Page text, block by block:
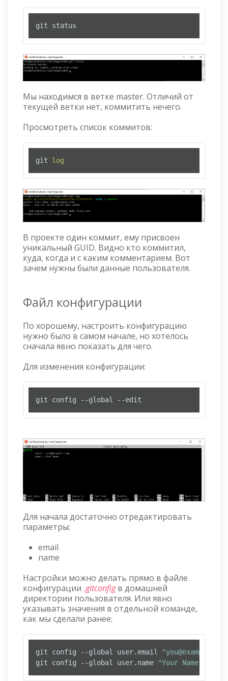
git status
Мы находимся в ветке master. Отличий от
текущей ветки нет, коммитить нечего.
Просмотреть список коммитов:
git log
В проекте один коммит, ему присвоен
уникальный GUID. Видно кто коммитил,
куда, когда и с каким комментарием. Вот
зачем нужны были данные пользователя.
Файл конфигурации
По хорошему, настроить конфигурацию
нужно было в самом начале, но хотелось
сначала явно показать для чего.
Для изменения конфигурации:
git config --global --edit
Для начала достаточно отредактировать
параметры:
email
name
Настройки можно делать прямо в файле
конфигурации .gitconfigв домашней
директории пользователя. Или явно
указывать значения в отдельной команде,
как мы сделали ранее:
git config --global user.email
git config --global user.name
"Your Name"